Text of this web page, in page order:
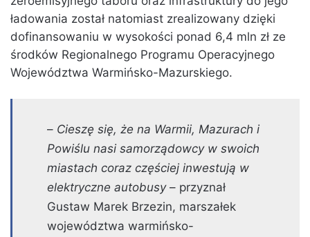
ładowania został natomiast zrealizowany dzięki
dofinansowaniu w wysokości ponad 6,4 mln zł ze
środków Regionalnego Programu Operacyjnego
Województwa Warmińsko-Mazurskiego.
– Cieszę się, że na Warmii, Mazurach i
Powiślu nasi samorządowcy w swoich
miastach coraz częściej inwestują w
elektryczne autobusy– przyznał
Gustaw Marek Brzezin, marszałek
województwa warmińsko-